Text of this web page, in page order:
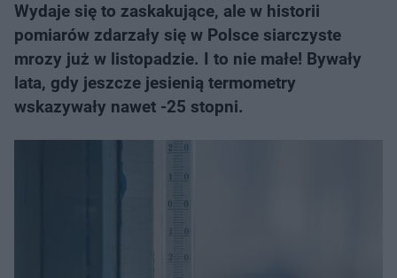
Wydaje się to zaskakujące, ale w historii
pomiarów zdarzały się w Polsce siarczyste
mrozy już w listopadzie. I to nie małe! Bywały
lata, gdy jeszcze jesienią termometry
wskazywały nawet -25 stopni.